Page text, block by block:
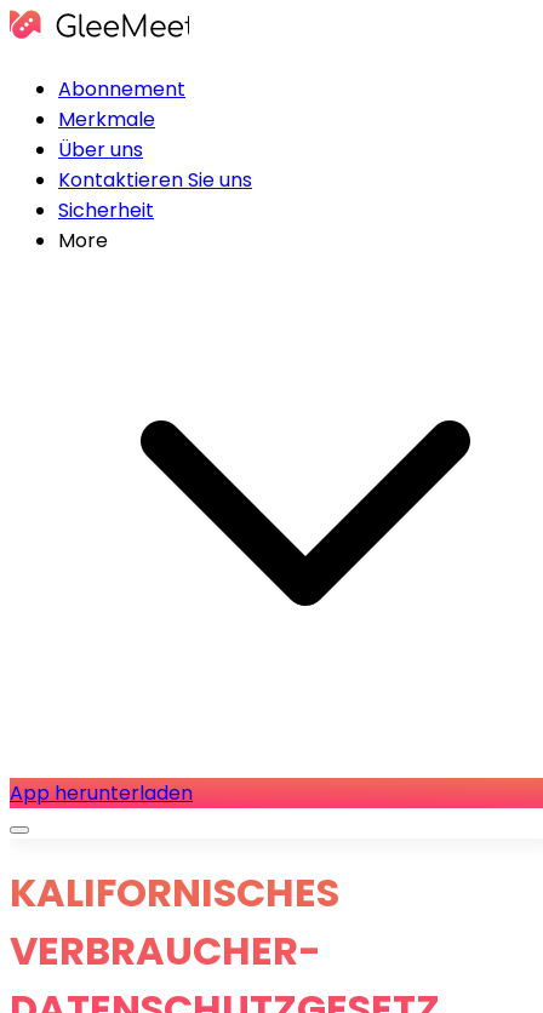
Abonnement
Merkmale
Über uns
Kontaktieren Sie uns
Sicherheit
More
App herunterladen
KALIFORNISCHES
VERBRAUCHER-